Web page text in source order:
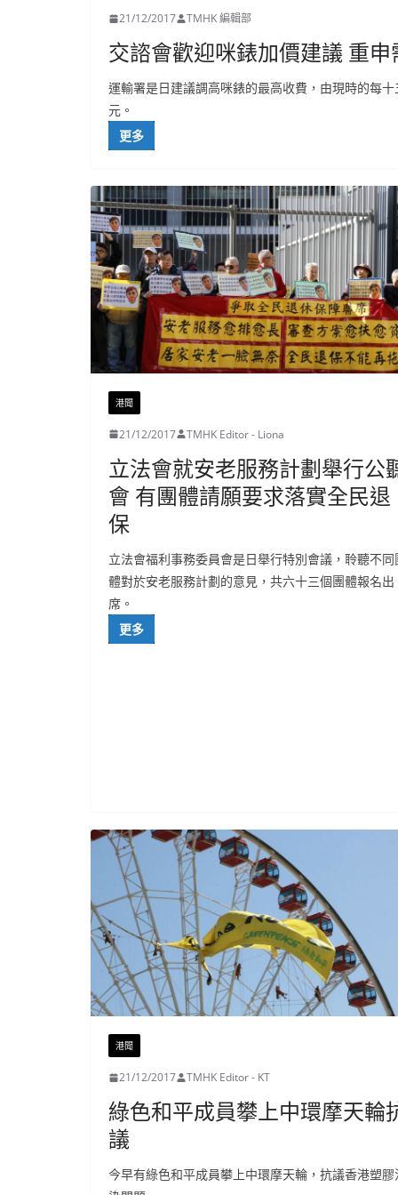
21/12/2017 TMHK 編輯部
交諮會歡迎咪錶加價建議 重
運輸署是日建議調高咪錶的最高收費，由現時的每
元。
更多
港聞
21/12/2017 TMHK Editor - Liona
立法會就安老服務計劃舉行公
會 有團體請願要求落實全民退
保
立法會福利事務委員會是日舉行特別會議，聆聽不同
體對於安老服務計劃的意見，共六十三個團體報名出
席。
更多
港聞
21/12/2017 TMHK Editor - KT
綠色和平成員攀上中環摩天輪
議
今早有綠色和平成員攀上中環摩天輪，抗議香港塑膠